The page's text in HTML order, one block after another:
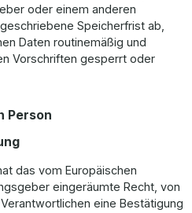
oder einem anderen
Speicherfrist ab,
Daten routinemäßig und
Vorschriften gesperrt oder
Person
das vom Europäischen
eingeräumte Recht, von
eine Bestätigung